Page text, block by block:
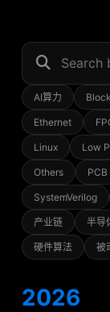
AI算力
Ethernet
Linux Low
Others PCB
SystemVerilog
产业链 半导
硬件算法 被
2026